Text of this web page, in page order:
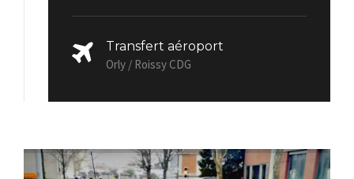
Transfert aéroport
Orly / Roissy CDG